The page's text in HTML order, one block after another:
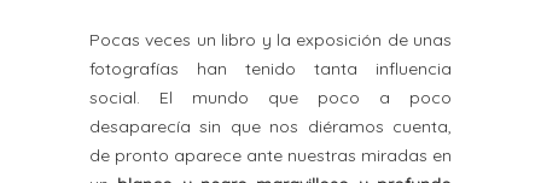
Pocas veces un libro y la exposición de unas
fotografías han tenido tanta influencia
social. El mundo que poco a poco
desaparecía sin que nos diéramos cuenta,
de pronto aparece ante nuestras miradas en